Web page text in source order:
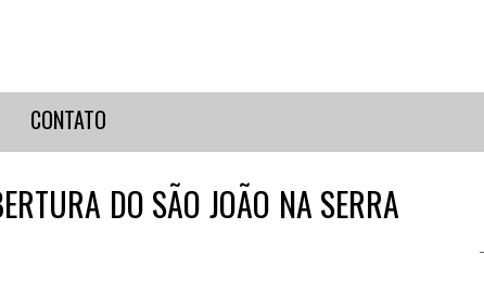
CONTATO
DO SÃO JOÃO NA SERRA